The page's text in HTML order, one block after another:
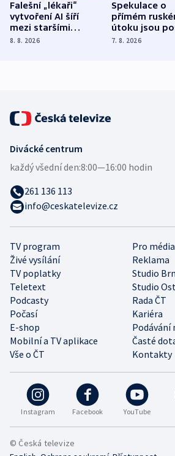
Falešní „lékaři“
vytvoření AI šíří
mezi staršími
Poláky nebezpečné
8. 8. 2026
Spekulace o
přímém
útoku jsou
míní estonský
7. 8. 2026
Instagram Facebook YouTube
TV program
Pro média
Živé vysílání
Reklama
TV poplatky
Studio
Teletext
Studio
Podcasty
Rada ČT
Počasí
Kariéra
E-shop
Podávání
Mobilní a TV aplikace
Časté
Vše o ČT
Kontakty
Divácké centrum
každý všední den:8:00—16:00 hodin
261 136 113
info@ceskatelevize.cz
© Česká televize